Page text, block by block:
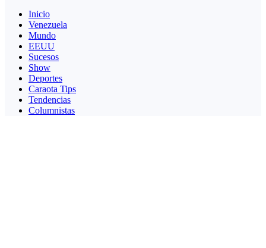
Inicio
Venezuela
Mundo
EEUU
Sucesos
Show
Deportes
Caraota Tips
Tendencias
Columnistas